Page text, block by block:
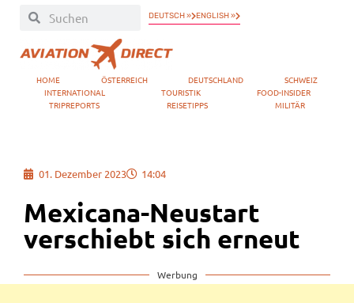
DEUTSCH » ENGLISH »
HOME ÖSTERREICH DEUTSCHLAND
SCHWEIZ
INTERNATIONAL
TOURISTIK
FOOD-INSIDER
TRIPREPORTS
REISETIPPS MILITÄR
01. Dezember 2023 14:04
Mexicana-Neustart
verschiebt sich erneut
Werbung